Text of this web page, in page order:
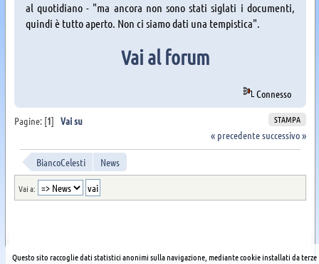
al quotidiano - "ma ancora non sono stati siglati i documenti,
quindi è tutto aperto. Non ci siamo dati una tempistica".
Vai al forum
Connesso
STAMPA
Pagine: [1] Vai su
« precedentesuccessivo »
BiancoCelesti News
Vai a:
Questo sito raccoglie dati statistici anonimi sulla navigazione, mediante cookie installati da terze